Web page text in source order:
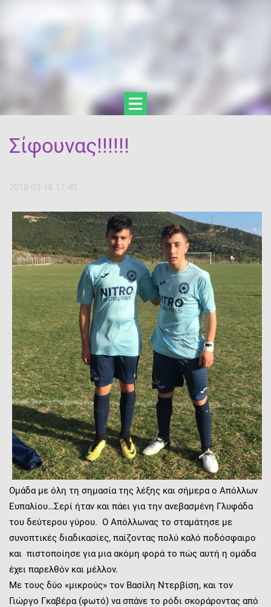
Σίφουνας!!!!!!
2018-03-18 17:40
Ομάδα με όλη τη σημασία της λέξης και σήμερα ο Απόλλων
Ευπαλίου…Σερί ήταν και πάει για την ανεβασμένη Γλυφάδα
του δεύτερου γύρου. Ο Απόλλωνας το σταμάτησε με
συνοπτικές διαδικασίες, παίζοντας πολύ καλό ποδόσφαιρο
και πιστοποίησε για μια ακόμη φορά το πώς αυτή η ομάδα
έχει παρελθόν και μέλλον.
Με τους δύο «μικρούς» τον Βασίλη Ντερβίση, και τον
Γιώργο Γκαβέρα (φωτό) να σπάνε το ρόδι σκοράροντας από